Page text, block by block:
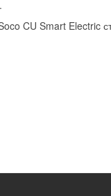
CU Smart Electric